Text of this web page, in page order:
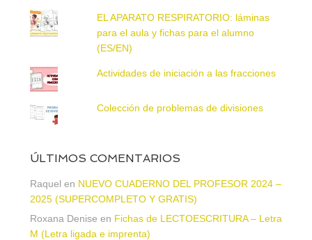
EL APARATO RESPIRATORIO: láminas
para el aula y fichas para el alumno
(ES/EN)
Actividades de iniciación a las fracciones
Colección de problemas de divisiones
ÚLTIMOS COMENTARIOS
Raquel en NUEVO CUADERNO DEL PROFESOR 2024 –
2025 (SUPERCOMPLETO Y GRATIS)
Roxana Denise en Fichas de LECTOESCRITURA – Letra
M (Letra ligada e imprenta)